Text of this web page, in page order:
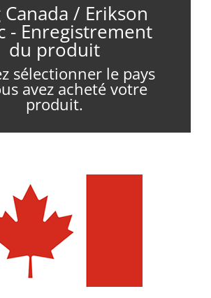
Canada / Erikson
- Enregistrement
du produit
sélectionner le pays
avez acheté votre
produit.